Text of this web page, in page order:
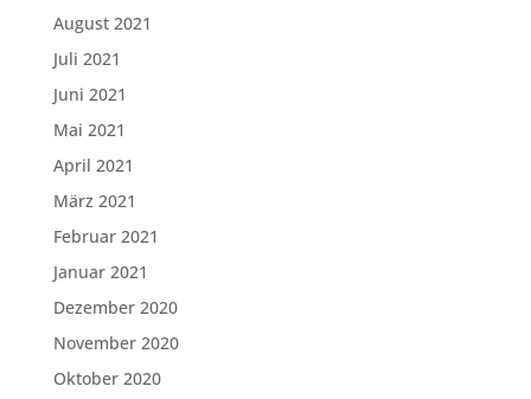
August 2021
Juli 2021
Juni 2021
Mai 2021
April 2021
März 2021
Februar 2021
Januar 2021
Dezember 2020
November 2020
Oktober 2020